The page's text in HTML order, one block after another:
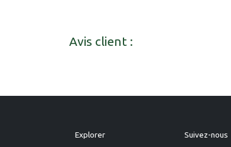
Avis client :
Explorer Suivez-nous